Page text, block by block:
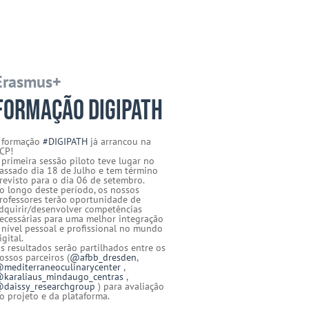
DIGIPATH
formação#DIGIPATH já arrancou na
primeira sessão piloto teve lugar no
dia 18 de Julho e tem término
para o dia 06 de setembro.
longo deste período, os nossos
terão oportunidade de
desenvolver competências
para uma melhor integração
pessoal e profissional no mundo
resultados serão partilhados entre os
parceiros (@afbb_dresden,
,
,
) para avaliação
projeto e da plataforma.